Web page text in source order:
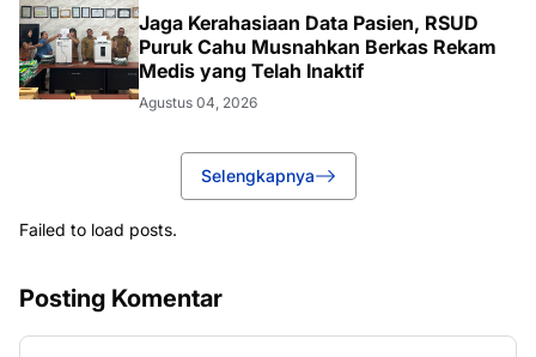
Jaga Kerahasiaan Data Pasien, RSUD
Puruk Cahu Musnahkan Berkas Rekam
Medis yang Telah Inaktif
Agustus 04, 2026
Selengkapnya
Failed to load posts.
Posting Komentar